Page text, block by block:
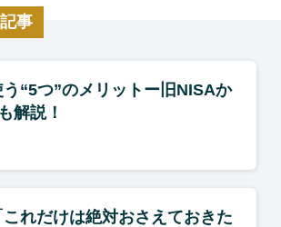
事
“5つ”のメリットー旧NISAか
解説！
れだけは絶対おさえておきた